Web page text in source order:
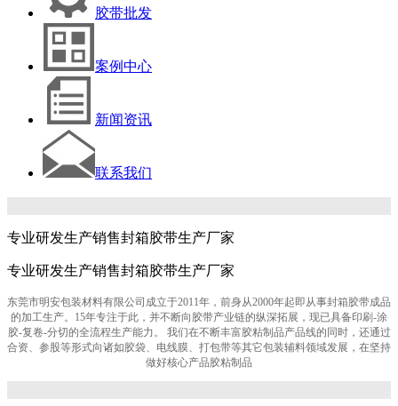
胶带批发
案例中心
新闻资讯
联系我们
专业研发生产销售封箱胶带生产厂家
专业研发生产销售封箱胶带生产厂家
东莞市明安包装材料有限公司成立于2011年，前身从2000年起即从事封箱胶带成品
的加工生产。15年专注于此，并不断向胶带产业链的纵深拓展，现已具备印刷-涂
胶-复卷-分切的全流程生产能力。 我们在不断丰富胶粘制品产品线的同时，还通过
合资、参股等形式向诸如胶袋、电线膜、打包带等其它包装辅料领域发展，在坚持
做好核心产品胶粘制品